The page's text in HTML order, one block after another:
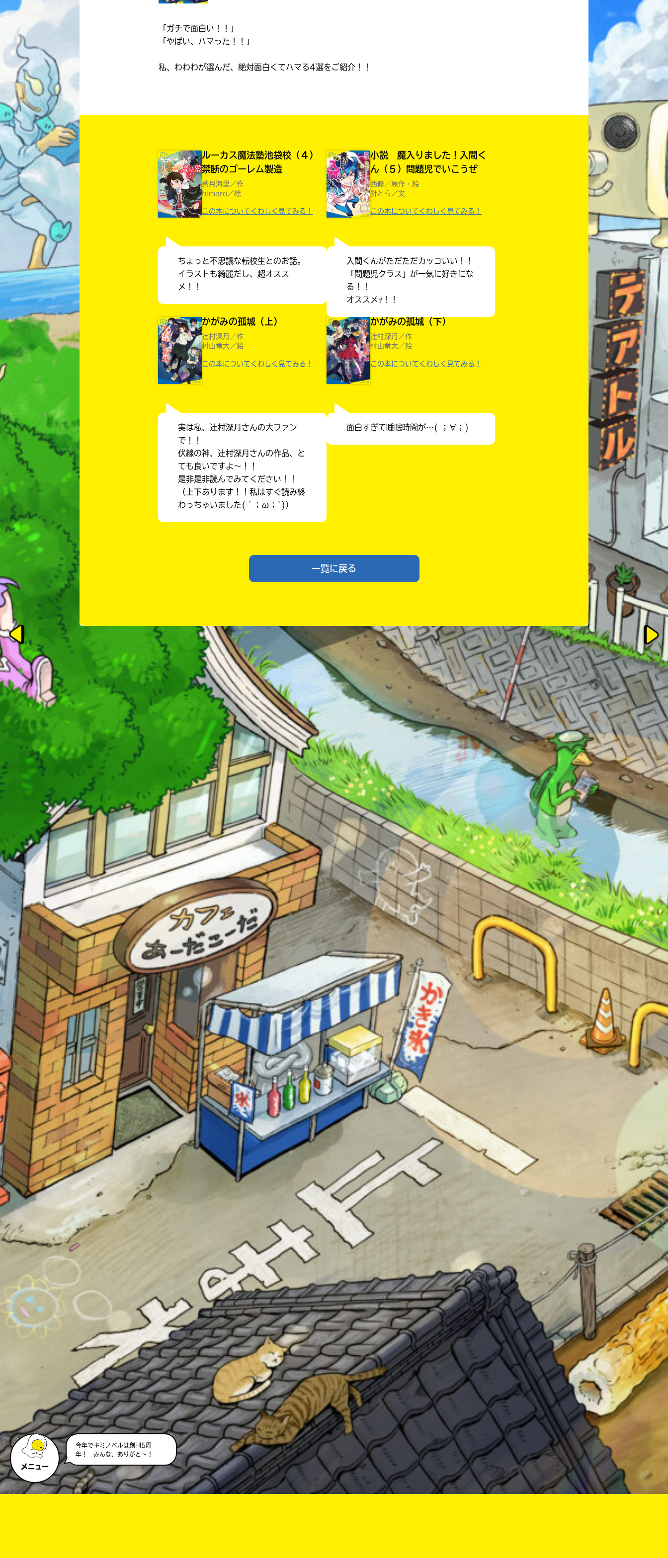
Loading...
メニュー
今年でキミノベルは創刊5周
年！ みんな、ありがと～！
シリーズに
いろんな動画が
見られる
ギャラリー
書店に届いた
みんなからのお手紙が
このマチのことを
もっと知りたい
キミに
キーワードから探す
オフィシャルアカウント
SNSでシェアする
「ガチで面白い！！」
「やばい、ハマった！！」
私、わわわが選んだ、絶対面白くてハマる4選をご紹介！！
ルーカス魔法塾池袋校（４）
禁断のゴーレム製造
蒼月海里／作
himaro／絵
この本についてくわしく見てみる！
ちょっと不思議な転校生とのお話。
イラストも綺麗だし、超オスス
メ！！
小説 魔入りました！入間く
ん（５）問題児でいこうぜ
西修／原作・絵
針とら／文
この本についてくわしく見てみる！
入間くんがただただカッコいい！！
「問題児クラス」が一気に好きにな
る！！
オススメｯ！！
かがみの孤城（上）
辻村深月／作
村山竜大／絵
この本についてくわしく見てみる！
実は私、辻村深月さんの大ファン
で！！
伏線の神、辻村深月さんの作品、と
ても良いですよ〜！！
是非是非読んでみてください！！
（上下あります！！私はすぐ読み終
わっちゃいました(´；ω；`)）
かがみの孤城（下）
辻村深月／作
村山竜大／絵
この本についてくわしく見てみる！
面白すぎて睡眠時間が…( ；∀；)
一覧に戻る
い
い
え
入
力
が
の
で、
も
確
認
し
て
み
て
ね